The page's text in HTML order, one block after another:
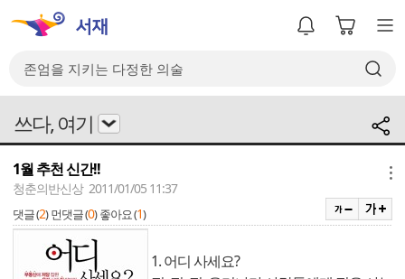
쓰다, 여기
1월 추천 신간!!
청춘의반신상 2011/01/05 11:37
댓글 (2) 먼댓글 (0) 좋아요 (1)
1. 어디 사세요?